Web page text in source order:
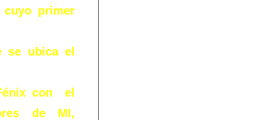
primer
se ubica el
con el
de MI,